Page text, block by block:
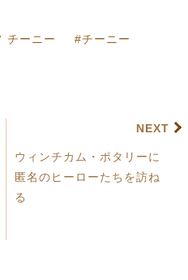
チーニー
チーニー
NEXT
ウィンチカム・ポタリーに
匿名のヒーローたちを訪ね
る